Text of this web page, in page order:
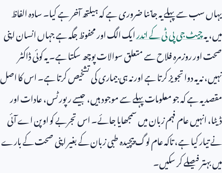
یہاں سب سے پہلے یہ جاننا ضروری ہے کہ ہیلتھ آخر ہے کیا۔ سادہ الفاظ
میں، یہچیٹ جی پی ٹی کے اندرایک الگ اور محفوظ جگہ ہے جہاں انسان اپنی
صحت اور روزمرہ فلاح سے متعلق سوالات پوچھ سکتا ہے۔ یہ کوئی ڈاکٹر
نہیں، نہ یہ دوا تجویز کرتا ہے اور نہ ہی بیماری کی تشخیص کرتا ہے۔ اس کا اصل
مقصد یہ ہے کہ جو معلومات پہلے سے موجود ہیں، جیسے رپورٹس، عادات اور
ڈیٹا، انہیں عام فہم زبان میں سمجھایا جائے۔ اس تجربے کو اوپن اے آئی
نے تیار کیا ہے، تاکہ عام لوگ پیچیدہ طبی زبان کے بغیر اپنی صحت کے بارے
میں بہتر فیصلے کر سکیں۔